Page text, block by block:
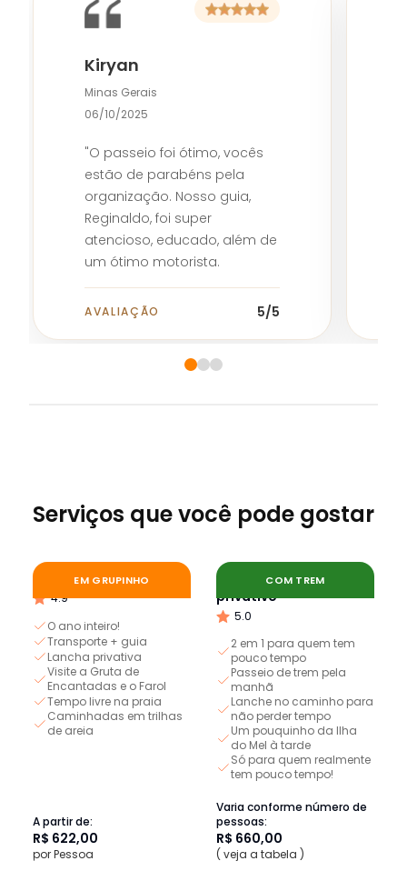
Kiryan
Minas Gerais
06/10/2025
"O passeio foi ótimo, vocês
estão de parabéns pela
organização. Nosso guia,
Reginaldo, foi super
atencioso, educado, além de
um ótimo motorista.
Agradeço muito a atenção
de vocês, ficamos super
AVALIAÇÃO 5/5
Serviços que você pode gostar
EM GRUPINHO
Ilha do Mel Completa
4.9
O ano inteiro!
Transporte + guia
Lancha privativa
Visite a Gruta de
Encantadas e o Farol
Tempo livre na praia
Caminhadas em trilhas
de areia
A partir de:
R$ 622,00
por Pessoa
COM TREM
Trem e Ilha do Mel -
privativo
5.0
2 em 1 para quem tem
pouco tempo
Passeio de trem pela
manhã
Lanche no caminho para
não perder tempo
Um pouquinho da Ilha
do Mel à tarde
Só para quem realmente
tem pouco tempo!
Varia conforme número de
pessoas:
R$ 660,00
( veja a tabela )